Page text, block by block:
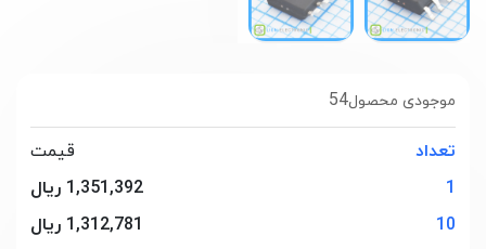
54موجودی محصول
تعداد
قیمت
1
1,351,392 ریال
10
1,312,781 ریال